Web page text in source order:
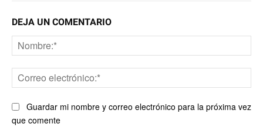
DEJA UN COMENTARIO
Guardar mi nombre y correo electrónico para la próxima vez
que comente